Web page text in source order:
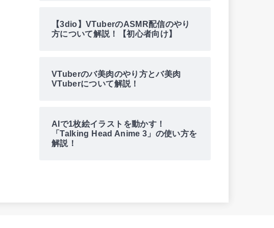
【3dio】VTuberのASMR配信のやり
方について解説！【初心者向け】
VTuberのバ美肉のやり方とバ美肉
VTuberについて解説！
AIで1枚絵イラストを動かす！
「Talking Head Anime 3」の使い方を
解説！